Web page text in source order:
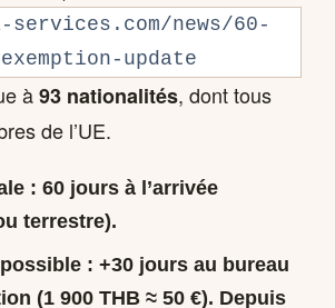
news/60-
update
à93 nationalités, dont tous
de l’UE.
: 60 jours à l’arrivée
terrestre).
: +30 jours au bureau
(1 900 THB ≈ 50 €). Depuis